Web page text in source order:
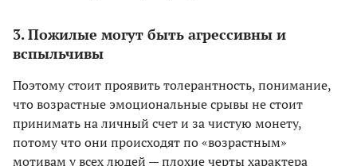
3. Пожилые могут быть агрессивны и
вспыльчивы
Поэтому стоит проявить толерантность, понимание,
что возрастные эмоциональные срывы не стоит
принимать на личный счет и за чистую монету,
потому что они происходят по «возрастным»
мотивам у всех людей — плохие черты характера